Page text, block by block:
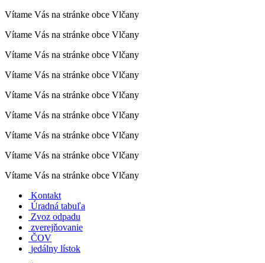
Vítame Vás na stránke obce Vlčany
Vítame Vás na stránke obce Vlčany
Vítame Vás na stránke obce Vlčany
Vítame Vás na stránke obce Vlčany
Vítame Vás na stránke obce Vlčany
Vítame Vás na stránke obce Vlčany
Vítame Vás na stránke obce Vlčany
Vítame Vás na stránke obce Vlčany
Vítame Vás na stránke obce Vlčany
Kontakt
Úradná tabuľa
Zvoz odpadu
zverejňovanie
ČOV
jedálny lístok